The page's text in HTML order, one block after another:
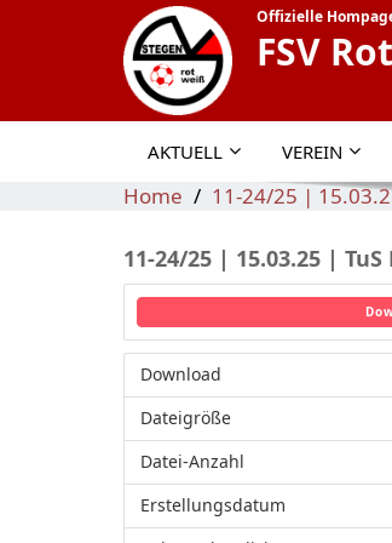
Offizielle
FSV
AKTUELL VEREIN
Home 11-24/25 |
11-24/25 | 15.03.25 | TuS
Download
Dateigröße
Datei-Anzahl
Erstellungsdatum